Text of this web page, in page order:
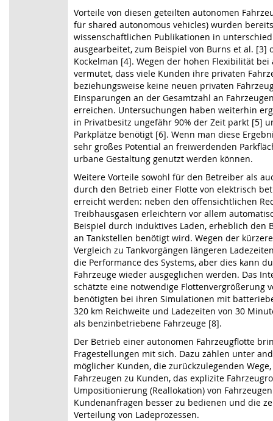
Vorteile von diesen geteilten autonomen
für shared autonomous vehicles) wurden
wissenschaftlichen Publikationen in
ausgearbeitet, zum Beispiel von Burns et al. [3]
Kockelman [4]. Wegen der hohen Flexibilität
vermutet, dass viele Kunden ihre privaten
beziehungsweise keine neuen privaten
Einsparungen an der Gesamtzahl an
erreichen. Untersuchungen haben weiterhin
in Privatbesitz ungefähr 90% der Zeit parkt [5]
Parkplätze benötigt [6]. Wenn man diese
sehr großes Potential an freiwerdenden
urbane Gestaltung genutzt werden können.
Weitere Vorteile sowohl für den Betreiber als
durch den Betrieb einer Flotte von elektrisch
erreicht werden: neben den offensichtlichen
Treibhausgasen erleichtern vor allem
Beispiel durch induktives Laden, erheblich den
an Tankstellen benötigt wird. Wegen der
Vergleich zu Tankvorgängen längeren
die Performance des Systems, aber dies kann
Fahrzeuge wieder ausgeglichen werden. Das
schätzte eine notwendige Flottenvergrößerung
benötigten bei ihren Simulationen mit
320 km Reichweite und Ladezeiten von 30
als benzinbetriebene Fahrzeuge [8].
Der Betrieb einer autonomen Fahrzeugflotte
Fragestellungen mit sich. Dazu zählen unter
möglicher Kunden, die zurückzulegenden
Fahrzeugen zu Kunden, das explizite
Umpositionierung (Reallokation) von
Kundenanfragen besser zu bedienen und die
Verteilung von Ladeprozessen.